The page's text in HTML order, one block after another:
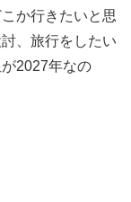
か行きたいと思
、旅行をしたい
2027年なの